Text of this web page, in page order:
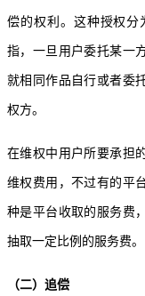
偿的权利。这种授权分
指，一旦用户委托某一
就相同作品自行或者委
权方。
在维权中用户所要承担
维权费用，不过有的平
种是平台收取的服务费
抽取一定比例的服务费。
（二）追偿